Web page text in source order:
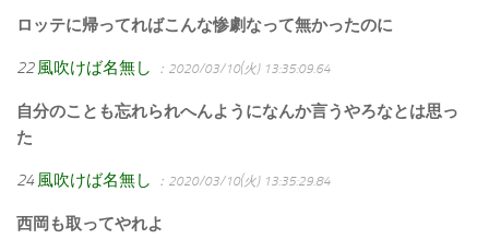
ロッテに帰ってればこんな惨劇なって無かったのに
22 風吹けば名無し ：2020/03/10(火) 13:35:09.64
自分のことも忘れられへんようになんか言うやろなとは思っ
た
24 風吹けば名無し ：2020/03/10(火) 13:35:29.84
西岡も取ってやれよ